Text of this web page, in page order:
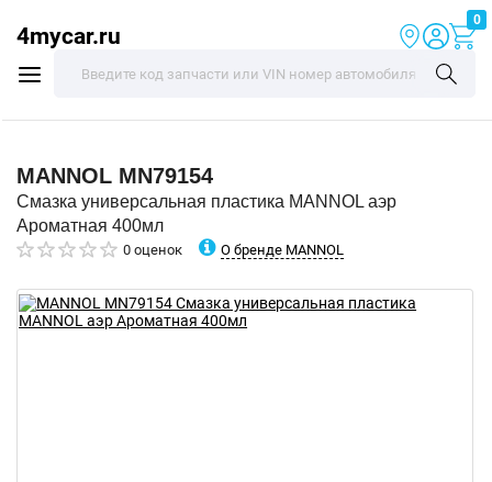
4mycar.ru
0
MANNOL MN79154
Смазка универсальная пластика MANNOL аэр
Ароматная 400мл
0 оценок О бренде MANNOL